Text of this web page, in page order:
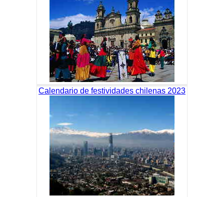
Calendario de festividades chilenas 2023